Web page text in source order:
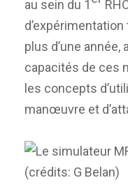
au sein du 1
plus d’une année,
capacités de ces
les concepts
manœuvre et